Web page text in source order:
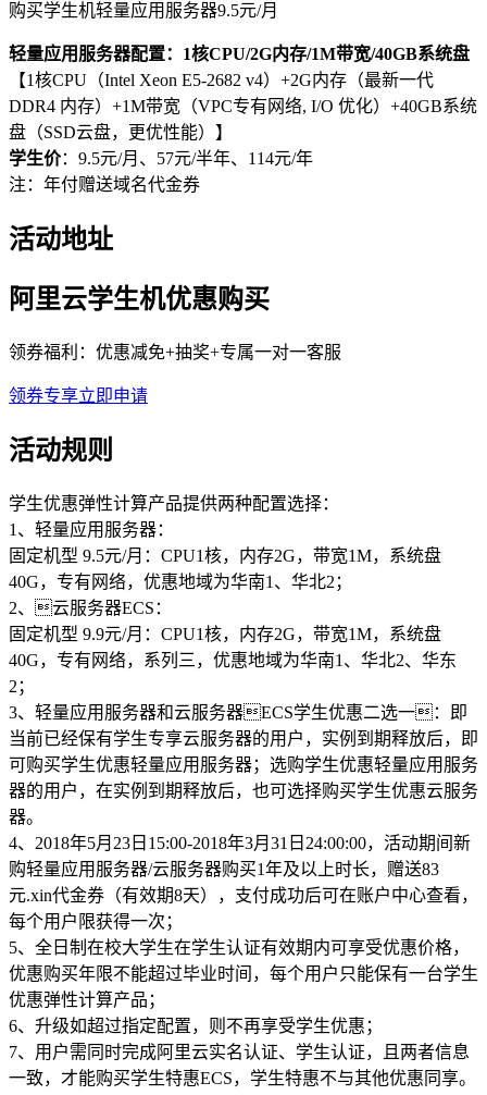
购买学生机轻量应用服务器9.5元/月
轻量应用服务器配置：1核CPU/2G内存/1M带宽/40GB系统盘
【1核CPU（Intel Xeon E5-2682 v4）+2G内存（最新一代
DDR4 内存）+1M带宽（VPC专有网络, I/O 优化）+40GB系统
盘（SSD云盘，更优性能）】
学生价：9.5元/月、57元/半年、114元/年
注：年付赠送域名代金券
活动地址
阿里云学生机优惠购买
领券福利：优惠减免+抽奖+专属一对一客服
领券专享立即申请
活动规则
学生优惠弹性计算产品提供两种配置选择：
1、轻量应用服务器：
固定机型 9.5元/月：CPU1核，内存2G，带宽1M，系统盘
40G，专有网络，优惠地域为华南1、华北2；
2、云服务器ECS：
固定机型 9.9元/月：CPU1核，内存2G，带宽1M，系统盘
40G，专有网络，系列三，优惠地域为华南1、华北2、华东
2；
3、轻量应用服务器和云服务器ECS学生优惠二选一：即
当前已经保有学生专享云服务器的用户，实例到期释放后，即
可购买学生优惠轻量应用服务器；选购学生优惠轻量应用服务
器的用户，在实例到期释放后，也可选择购买学生优惠云服务
器。
4、2018年5月23日15:00-2018年3月31日24:00:00，活动期间新
购轻量应用服务器/云服务器购买1年及以上时长，赠送83
元.xin代金券（有效期8天），支付成功后可在账户中心查看，
每个用户限获得一次；
5、全日制在校大学生在学生认证有效期内可享受优惠价格，
优惠购买年限不能超过毕业时间，每个用户只能保有一台学生
优惠弹性计算产品；
6、升级如超过指定配置，则不再享受学生优惠；
7、用户需同时完成阿里云实名认证、学生认证，且两者信息
一致，才能购买学生特惠ECS，学生特惠不与其他优惠同享。